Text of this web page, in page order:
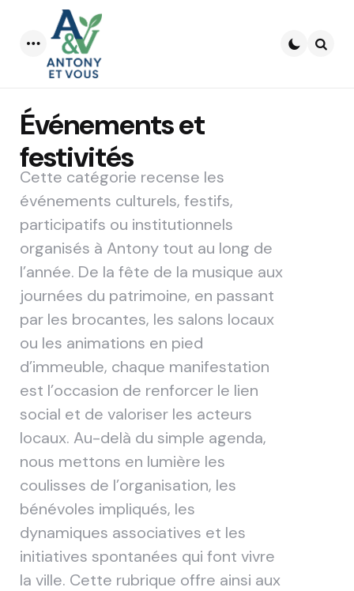
Menu
Événements et
festivités
Cette catégorie recense les
événements culturels, festifs,
participatifs ou institutionnels
organisés à Antony tout au long de
l’année. De la fête de la musique aux
journées du patrimoine, en passant
par les brocantes, les salons locaux
ou les animations en pied
d’immeuble, chaque manifestation
est l’occasion de renforcer le lien
social et de valoriser les acteurs
locaux. Au-delà du simple agenda,
nous mettons en lumière les
coulisses de l’organisation, les
bénévoles impliqués, les
dynamiques associatives et les
initiatives spontanées qui font vivre
la ville. Cette rubrique offre ainsi aux